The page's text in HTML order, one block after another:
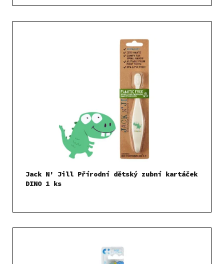
Jack N' Jill Přírodní dětský zubní kartáček
DINO 1 ks